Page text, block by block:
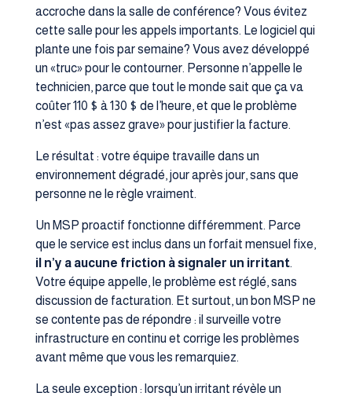
accroche dans la salle de conférence? Vous évitez
cette salle pour les appels importants. Le logiciel qui
plante une fois par semaine? Vous avez développé
un «truc» pour le contourner. Personne n’appelle le
technicien, parce que tout le monde sait que ça va
coûter 110 $ à 130 $ de l’heure, et que le problème
n’est «pas assez grave» pour justifier la facture.
Le résultat : votre équipe travaille dans un
environnement dégradé, jour après jour, sans que
personne ne le règle vraiment.
Un MSP proactif fonctionne différemment. Parce
que le service est inclus dans un forfait mensuel fixe,
il n’y a aucune friction à signaler un irritant.
Votre équipe appelle, le problème est réglé, sans
discussion de facturation. Et surtout, un bon MSP ne
se contente pas de répondre : il surveille votre
infrastructure en continu et corrige les problèmes
avant même que vous les remarquiez.
La seule exception : lorsqu’un irritant révèle un